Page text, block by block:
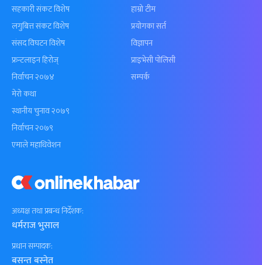
अध्यक्ष तथा प्रबन्ध निर्देशक:
धर्मराज भुसाल
प्रधान सम्पादक:
बसन्त बस्नेत
सहकारी संकट विशेष
लगुबित्त संकट विशेष
संसद विघटन विशेष
फ्रन्टलाइन हिरोज्
निर्वाचन २०७४
मेरो कथा
स्थानीय चुनाव २०७९
निर्वाचन २०७९
एमाले महाधिवेशन
हाम्रो टीम
प्रयोगका सर्त
विज्ञापन
प्राइभेसी पोलिसी
सम्पर्क